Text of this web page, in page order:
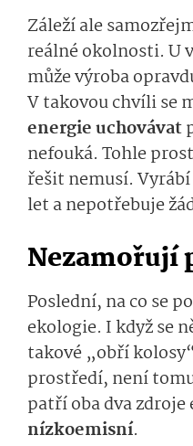
Záleží ale
reálné okolnosti. U
může výroba
V takovou chvíli se
energie uchovávat
nefouká. Tohle
řešit nemusí. Vyrábí
let a nepotřebuje
Nezamořují
Poslední, na co se
ekologie. I když se
takové „obří
prostředí, není
patří oba dva zdroje
nízkoemisní.